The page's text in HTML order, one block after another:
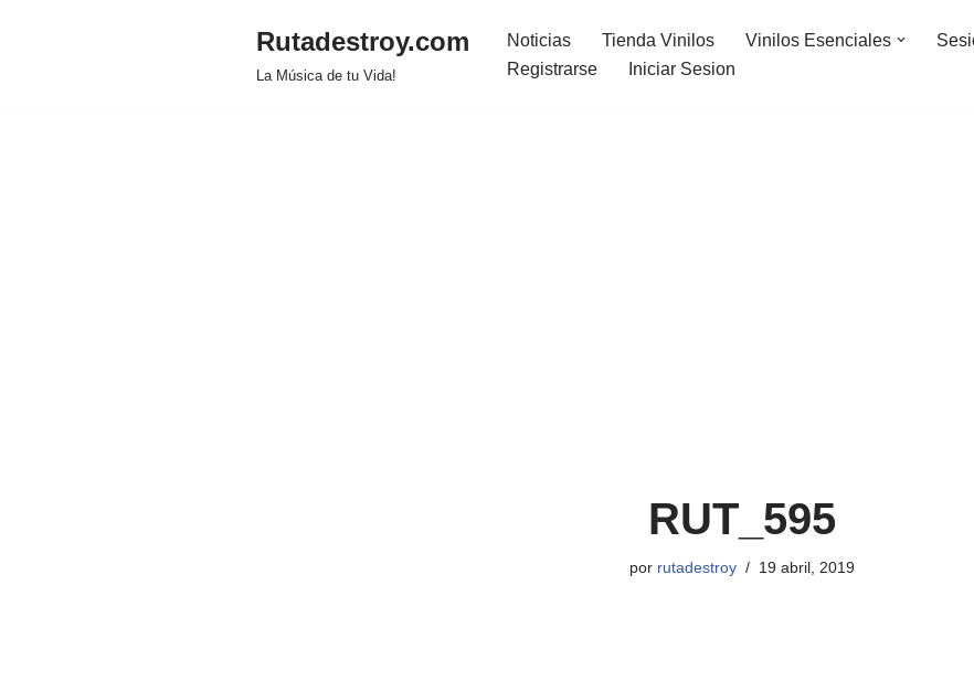
Rutadestroy.com
La Música de tu Vida!
Noticias Tienda Vinilos Vinilos Esenciales
Registrarse
Iniciar Sesion
RUT_595
por rutadestroy 19 abril, 2019